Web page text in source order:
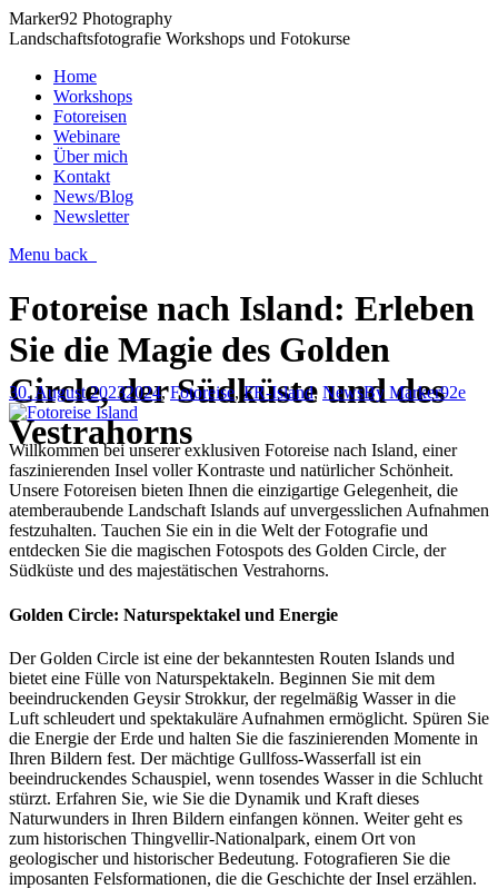
Marker92 Photography
Landschaftsfotografie Workshops und Fotokurse
Home
Workshops
Fotoreisen
Webinare
Über mich
Kontakt
News/Blog
Newsletter
Menu back
Fotoreise nach Island: Erleben
Sie die Magie des Golden
Circle, der Südküste und des
Vestrahorns
30. August 20232024,Fotoreise, FR-Island, NewsBy Marker92e
Willkommen bei unserer exklusiven Fotoreise nach Island, einer
faszinierenden Insel voller Kontraste und natürlicher Schönheit.
Unsere Fotoreisen bieten Ihnen die einzigartige Gelegenheit, die
atemberaubende Landschaft Islands auf unvergesslichen Aufnahmen
festzuhalten. Tauchen Sie ein in die Welt der Fotografie und
entdecken Sie die magischen Fotospots des Golden Circle, der
Südküste und des majestätischen Vestrahorns.
Golden Circle: Naturspektakel und Energie
Der Golden Circle ist eine der bekanntesten Routen Islands und
bietet eine Fülle von Naturspektakeln. Beginnen Sie mit dem
beeindruckenden Geysir Strokkur, der regelmäßig Wasser in die
Luft schleudert und spektakuläre Aufnahmen ermöglicht. Spüren Sie
die Energie der Erde und halten Sie die faszinierenden Momente in
Ihren Bildern fest. Der mächtige Gullfoss-Wasserfall ist ein
beeindruckendes Schauspiel, wenn tosendes Wasser in die Schlucht
stürzt. Erfahren Sie, wie Sie die Dynamik und Kraft dieses
Naturwunders in Ihren Bildern einfangen können. Weiter geht es
zum historischen Thingvellir-Nationalpark, einem Ort von
geologischer und historischer Bedeutung. Fotografieren Sie die
imposanten Felsformationen, die die Geschichte der Insel erzählen.